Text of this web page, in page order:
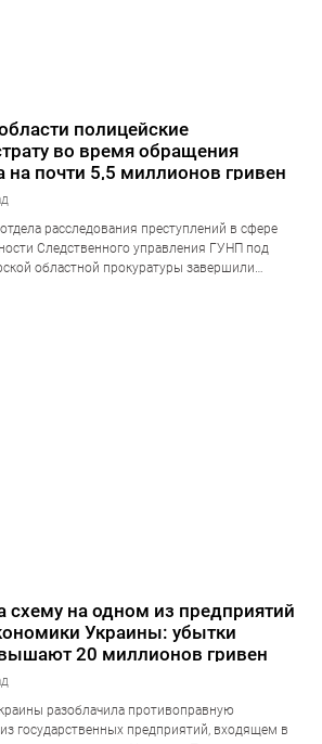
полицейские
во время обращения
на почти 5,5 миллионов гривен
расследования преступлений в сфере
Следственного управления ГУНП под
областной прокуратуры завершили
Обвинение в отношении 34-летнего
схему на одном из предприятий
Украины: убытки
20 миллионов гривен
разоблачила противоправную
государственных предприятий, входящем в